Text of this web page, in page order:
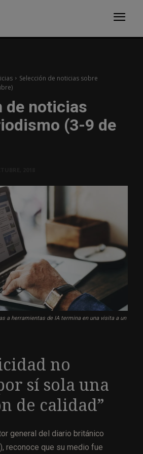
Selección de noticias sobre
de noticias
(3-9 de
a herramientas de IA termina en una visita a un
no
sí sola una
de calidad”
general del diario británico
reconoce que su medio fue